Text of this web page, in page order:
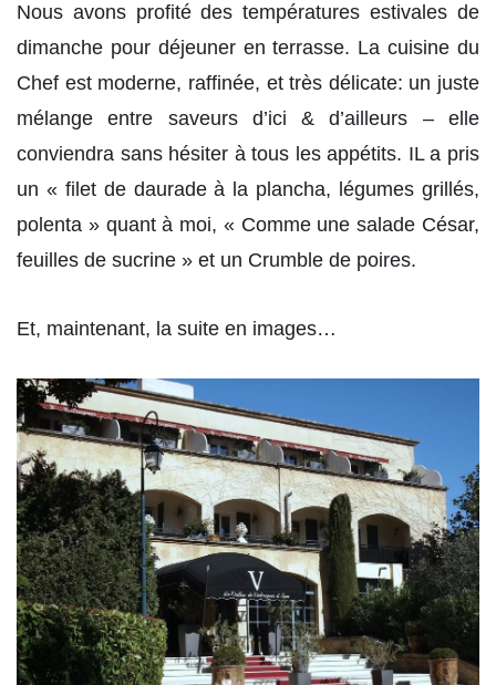
Nous avons profité des températures estivales de
dimanche pour déjeuner en terrasse. La cuisine du
Chef est moderne, raffinée, et très délicate: un juste
mélange entre saveurs d’ici & d’ailleurs – elle
conviendra sans hésiter à tous les appétits. IL a pris
un « filet de daurade à la plancha, légumes grillés,
polenta » quant à moi, « Comme une salade César,
feuilles de sucrine » et un Crumble de poires.
Et, maintenant, la suite en images…